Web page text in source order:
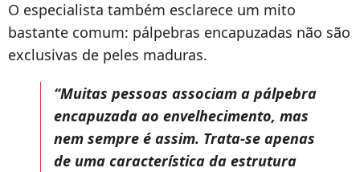
O especialista também esclarece um mito
bastante comum: pálpebras encapuzadas não são
exclusivas de peles maduras.
“Muitas pessoas associam a pálpebra
encapuzada ao envelhecimento, mas
nem sempre é assim. Trata-se apenas
de uma característica da estrutura